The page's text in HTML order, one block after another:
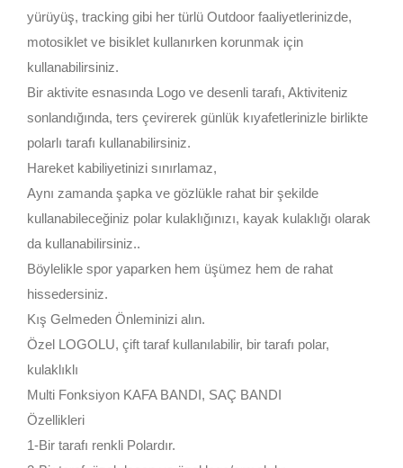
yürüyüş, tracking gibi her türlü Outdoor faaliyetlerinizde,
motosiklet ve bisiklet kullanırken korunmak için
kullanabilirsiniz.
Bir aktivite esnasında Logo ve desenli tarafı, Aktiviteniz
sonlandığında, ters çevirerek günlük kıyafetlerinizle birlikte
polarlı tarafı kullanabilirsiniz.
Hareket kabiliyetinizi sınırlamaz,
Aynı zamanda şapka ve gözlükle rahat bir şekilde
kullanabileceğiniz polar kulaklığınızı, kayak kulaklığı olarak
da kullanabilirsiniz..
Böylelikle spor yaparken hem üşümez hem de rahat
hissedersiniz.
Kış Gelmeden Önleminizi alın.
Özel LOGOLU, çift taraf kullanılabilir, bir tarafı polar,
kulaklıklı
Multi Fonksiyon KAFA BANDI, SAÇ BANDI
Özellikleri
1-Bir tarafı renkli Polardır.